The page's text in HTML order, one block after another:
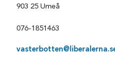
903 25 Umeå
076-1851463